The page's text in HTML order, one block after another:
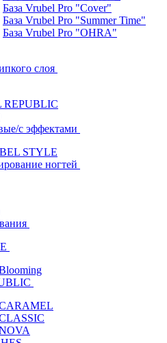
База Vrubel Pro "Сover"
База Vrubel Pro "Summer Time"
База Vrubel Pro "OHRA"
слоя
REPUBLIC
с эффектами
STYLE
ногтей